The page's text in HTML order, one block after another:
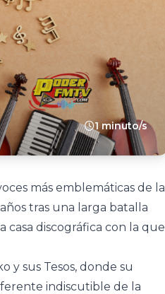
1 minuto/s
más emblemáticas de la
tras una larga batalla
casa discográfica con la que
y sus Tesos, donde su
indiscutible de la